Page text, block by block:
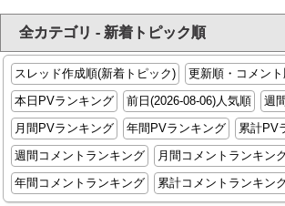
全カテゴリ - 新着トピック順
スレッド作成順(新着トピック)
更新順・コメン
本日PVランキング
前日(2026-08-06)人気順
週
月間PVランキング
年間PVランキング
累計PV
週間コメントランキング
月間コメントランキン
年間コメントランキング
累計コメントランキン